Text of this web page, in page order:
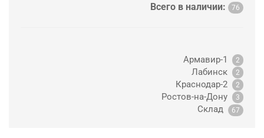
Всего в наличии: 76
Армавир-1 2
Лабинск 2
Краснодар-2 2
Ростов-на-Дону 3
Склад 67